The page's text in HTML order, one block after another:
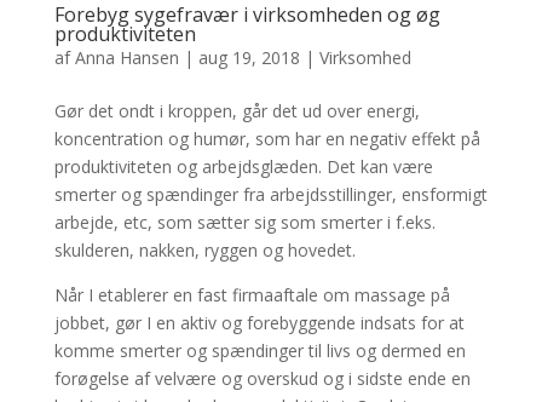
Forebyg sygefravær i virksomheden og øg
produktiviteten
afAnna Hansen | aug 19, 2018 | Virksomhed
Gør det ondt i kroppen, går det ud over energi,
koncentration og humør, som har en negativ effekt på
produktiviteten og arbejdsglæden. Det kan være
smerter og spændinger fra arbejdsstillinger, ensformigt
arbejde, etc, som sætter sig som smerter i f.eks.
skulderen, nakken, ryggen og hovedet.
Når I etablerer en fast firmaaftale om massage på
jobbet, gør I en aktiv og forebyggende indsats for at
komme smerter og spændinger til livs og dermed en
forøgelse af velvære og overskud og i sidste ende en